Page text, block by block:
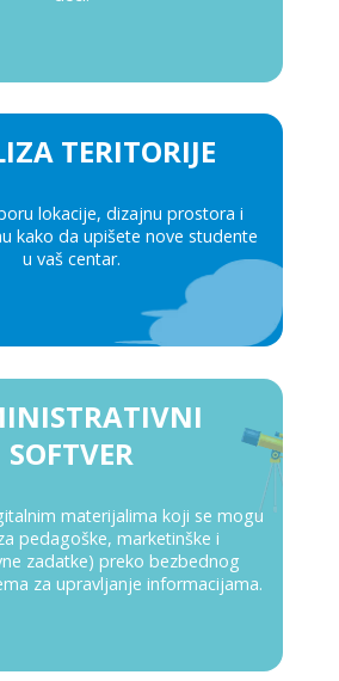
TERITORIJE
lokacije, dizajnu prostora i
kako da upišete nove studente
u vaš centar.
SOFTVER
materijalima koji se mogu
pedagoške, marketinške i
zadatke) preko bezbednog
za upravljanje informacijama.